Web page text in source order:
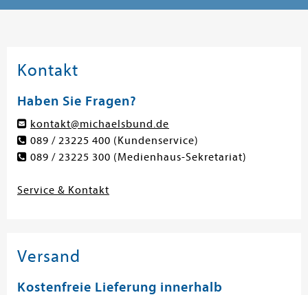
Kontakt
Haben Sie Fragen?
kontakt@michaelsbund.de
089 / 23225 400 (Kundenservice)
089 / 23225 300 (Medienhaus-Sekretariat)
Service & Kontakt
Versand
Kostenfreie Lieferung innerhalb